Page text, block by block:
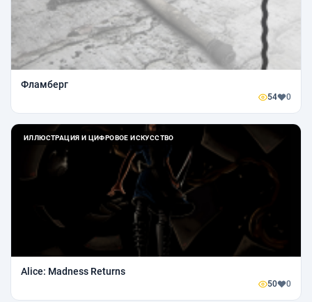
Фламберг
54 0
ИЛЛЮСТРАЦИЯ И ЦИФРОВОЕ ИСКУССТВО
Alice: Madness Returns
50 0